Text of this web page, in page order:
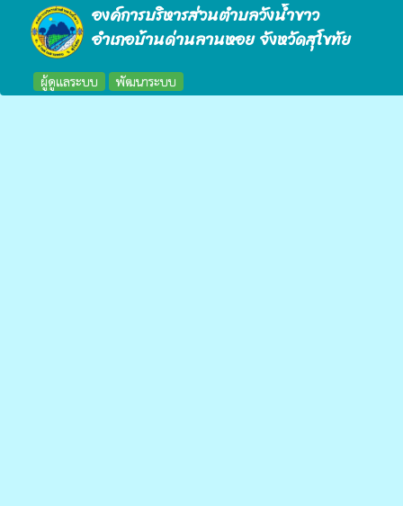
องค์การบริหารส่วนตำบลวังน้ำขาว
อำเภอบ้านด่านลานหอย จังหวัดสุโขทัย
ผู้ดูแลระบบ พัฒนาระบบ